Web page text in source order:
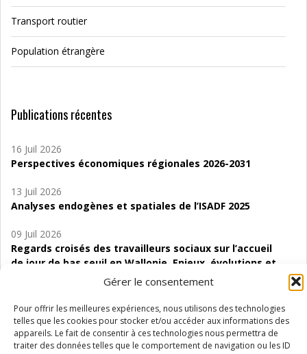
Gérer le consentement
Pour offrir les meilleures expériences, nous utilisons des technologies
telles que les cookies pour stocker et/ou accéder aux informations des
appareils. Le fait de consentir à ces technologies nous permettra de
traiter des données telles que le comportement de navigation ou les ID
Transport routier
Population étrangère
Publications récentes
16 Juil 2026
Perspectives économiques régionales 2026-2031
13 Juil 2026
Analyses endogènes et spatiales de l’ISADF 2025
09 Juil 2026
Regards croisés des travailleurs sociaux sur l’accueil
de jour de bas seuil en Wallonie. Enjeux, évolutions et
06 Juil 2026
Étude d’évaluabilité des Structures
d’accompagnement à l’autocréation d’emploi (SAACE)